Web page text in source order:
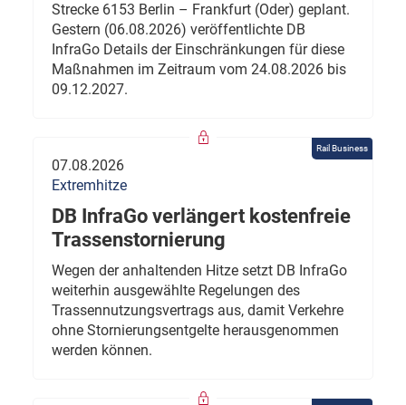
Strecke 6153 Berlin – Frankfurt (Oder) geplant.
Gestern (06.08.2026) veröffentlichte DB
InfraGo Details der Einschränkungen für diese
Maßnahmen im Zeitraum vom 24.08.2026 bis
09.12.2027.
Rail Business
07.08.2026
Extremhitze
DB InfraGo verlängert kostenfreie
Trassenstornierung
Wegen der anhaltenden Hitze setzt DB InfraGo
weiterhin ausgewählte Regelungen des
Trassennutzungsvertrags aus, damit Verkehre
ohne Stornierungsentgelte herausgenommen
werden können.